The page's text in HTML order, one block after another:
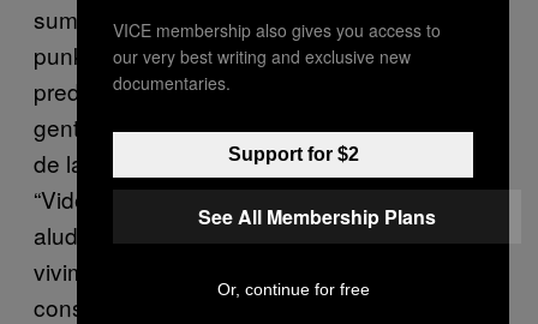
sumado al estilo propio de una banda de ska
punk bogotana, aparece como una canción
predilecta para poguear. Aunque mucha
gente, incluyendo a algunos de los miembros
de la banda, no saben qué dice la letra,
“Videli Noch” es una canción festiva que
alude a la noche: “caminamos en la noche y
vivimos en la noche”, es el mensaje poco
conservador que Skampida transmite con
VICE membership also gives you access to
our very best writing and exclusive new
documentaries.
Support for $2
See All Membership Plans
Or, continue for free